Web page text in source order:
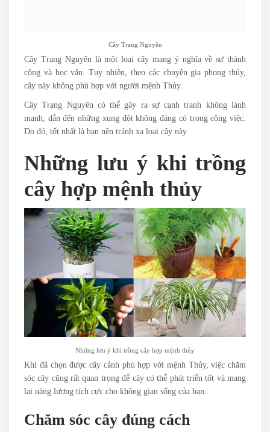
Cây Trạng Nguyên
Cây Trạng Nguyên là một loại cây mang ý nghĩa về sự thành
công và học vấn. Tuy nhiên, theo các chuyên gia phong thủy,
cây này không phù hợp với người mệnh Thủy.
Cây Trạng Nguyên có thể gây ra sự cạnh tranh không lành
mạnh, dẫn đến những xung đột không đáng có trong công việc.
Do đó, tốt nhất là bạn nên tránh xa loại cây này.
Những lưu ý khi trồng
cây hợp mệnh thủy
Những lưu ý khi trồng cây hợp mệnh thủy
Khi đã chọn được cây cảnh phù hợp với mệnh Thủy, việc chăm
sóc cây cũng rất quan trọng để cây có thể phát triển tốt và mang
lại năng lượng tích cực cho không gian sống của bạn.
Chăm sóc cây đúng cách